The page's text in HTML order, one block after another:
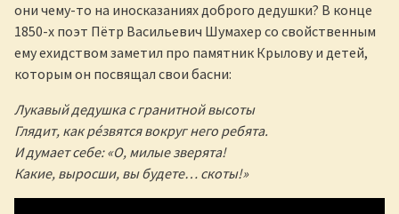
они чему-то на иносказаниях доброго дедушки? В конце
1850-х поэт Пётр Васильевич Шумахер со свойственным
ему ехидством заметил про памятник Крылову и детей,
которым он посвящал свои басни:
Лукавый дедушка с гранитной высоты
Глядит, как рéзвятся вокруг него ребята.
И думает себе: «О, милые зверята!
Какие, выросши, вы будете… скоты!»